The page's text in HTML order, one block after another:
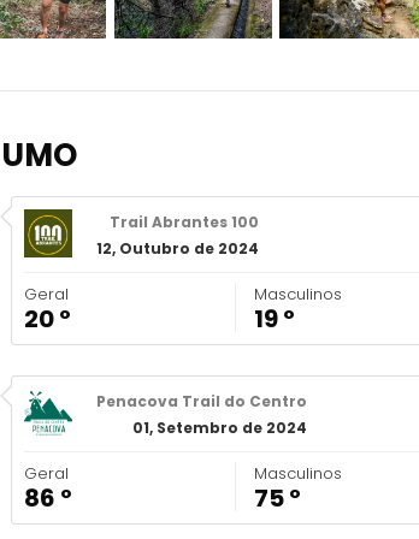
Trail Abrantes 100
12, Outubro de 2024
Geral
20 º
Masculinos
19 º
Penacova Trail do Centro
01, Setembro de 2024
Geral
86 º
Masculinos
75 º